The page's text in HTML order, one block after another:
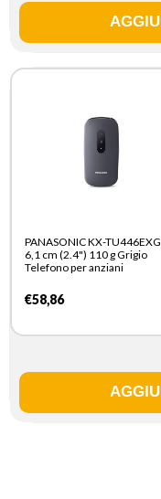
PANASONIC KX-TU446EXG
6,1 cm (2.4") 110 g Grigio
Telefono per anziani
€58,86